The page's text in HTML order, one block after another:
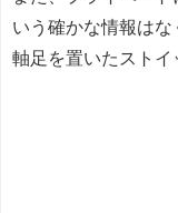
いう確かな情報は
軸足を置いたストイ